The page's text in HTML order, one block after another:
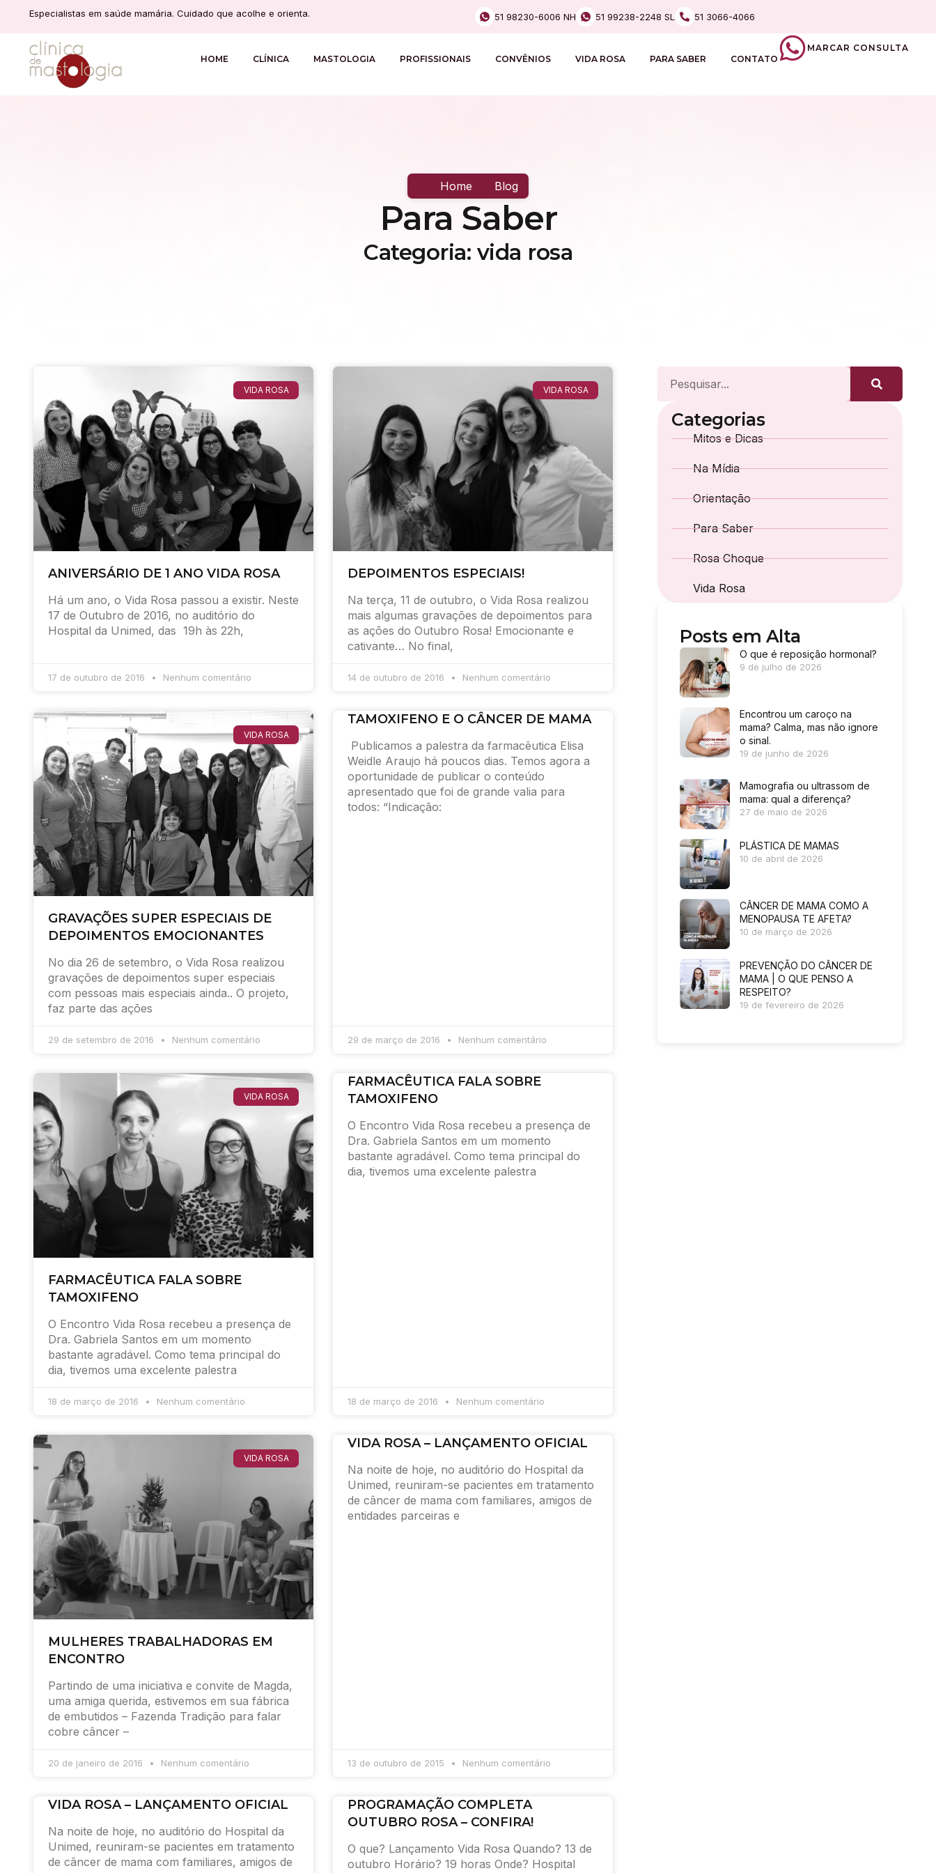
Especialistas em saúde mamária. Cuidado que acolhe e orienta. 51 98230-6006 NH 51 99238-2248 SL 51 3066-4066
HOME CLÍNICA MASTOLOGIA PROFISSIONAIS CONVÊNIOS VIDA ROSA PARA SABER CONTATO
MARCAR CONSULTA
Home Blog
Para Saber
Categoria: vida rosa
VIDA ROSA
ANIVERSÁRIO DE 1 ANO VIDA ROSA
Há um ano, o Vida Rosa passou a existir. Neste
17 de Outubro de 2016, no auditório do
Hospital da Unimed, das 19h às 22h,
17 de outubro de 2016 Nenhum comentário
VIDA ROSA
DEPOIMENTOS ESPECIAIS!
Na terça, 11 de outubro, o Vida Rosa realizou
mais algumas gravações de depoimentos para
as ações do Outubro Rosa! Emocionante e
cativante… No final,
14 de outubro de 2016 Nenhum comentário
VIDA ROSA
GRAVAÇÕES SUPER ESPECIAIS DE
DEPOIMENTOS EMOCIONANTES
No dia 26 de setembro, o Vida Rosa realizou
gravações de depoimentos super especiais
com pessoas mais especiais ainda.. O projeto,
faz parte das ações
29 de setembro de 2016 Nenhum comentário
TAMOXIFENO E O CÂNCER DE MAMA
Publicamos a palestra da farmacêutica Elisa
Weidle Araujo há poucos dias. Temos agora a
oportunidade de publicar o conteúdo
apresentado que foi de grande valia para
todos: “Indicação:
29 de março de 2016 Nenhum comentário
VIDA ROSA
FARMACÊUTICA FALA SOBRE
TAMOXIFENO
O Encontro Vida Rosa recebeu a presença de
Dra. Gabriela Santos em um momento
bastante agradável. Como tema principal do
dia, tivemos uma excelente palestra
18 de março de 2016 Nenhum comentário
FARMACÊUTICA FALA SOBRE
TAMOXIFENO
O Encontro Vida Rosa recebeu a presença de
Dra. Gabriela Santos em um momento
bastante agradável. Como tema principal do
dia, tivemos uma excelente palestra
18 de março de 2016 Nenhum comentário
VIDA ROSA
MULHERES TRABALHADORAS EM
ENCONTRO
Partindo de uma iniciativa e convite de Magda,
uma amiga querida, estivemos em sua fábrica
de embutidos – Fazenda Tradição para falar
cobre câncer –
20 de janeiro de 2016 Nenhum comentário
VIDA ROSA – LANÇAMENTO OFICIAL
Na noite de hoje, no auditório do Hospital da
Unimed, reuniram-se pacientes em tratamento
de câncer de mama com familiares, amigos de
entidades parceiras e
13 de outubro de 2015 Nenhum comentário
VIDA ROSA – LANÇAMENTO OFICIAL
Na noite de hoje, no auditório do Hospital da
Unimed, reuniram-se pacientes em tratamento
de câncer de mama com familiares, amigos de
PROGRAMAÇÃO COMPLETA
OUTUBRO ROSA – CONFIRA!
O que? Lançamento Vida Rosa Quando? 13 de
outubro Horário? 19 horas Onde? Hospital
Categorias
Mitos e Dicas
Na Mídia
Orientação
Para Saber
Rosa Choque
Vida Rosa
Posts em Alta
O que é reposição hormonal?
9 de julho de 2026
Encontrou um caroço na
mama? Calma, mas não ignore
o sinal.
19 de junho de 2026
Mamografia ou ultrassom de
mama: qual a diferença?
27 de maio de 2026
PLÁSTICA DE MAMAS
10 de abril de 2026
CÂNCER DE MAMA COMO A
MENOPAUSA TE AFETA?
10 de março de 2026
PREVENÇÃO DO CÂNCER DE
MAMA | O QUE PENSO A
RESPEITO?
19 de fevereiro de 2026